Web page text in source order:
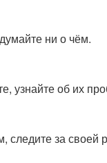
ни о чём.
узнайте об их
следите за своей